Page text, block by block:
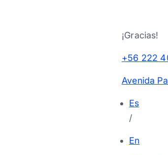
¡Gracias!
+56 222
Avenida
Es
/
En